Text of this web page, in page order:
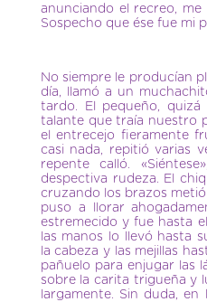
anunciando el recreo, me
Sospecho que ése fue mi
No siempre le producían
día, llamó a un
tardo. El pequeño,
talante que traía nuestro
el entrecejo fieramente
casi nada, repitió varias
repente calló.
despectiva rudeza. El
cruzando los brazos
puso a llorar
estremecido y fue hasta
las manos lo llevó hasta
la cabeza y las mejillas
pañuelo para enjugar las
sobre la carita trigueña y
largamente. Sin duda, en